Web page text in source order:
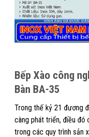
Bếp Xào công
Bàn BA-35
Trong thế kỷ 21 đương
càng phát triển, điều đó
trong các quy trình sản